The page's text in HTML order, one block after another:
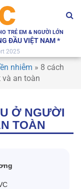
TRẺ EM & NGƯỜI LỚN
ĐẦU VIỆT NAM *
2025
nhiễm » 8 cách
an toàn
Ở NGƯỜI
TOÀN